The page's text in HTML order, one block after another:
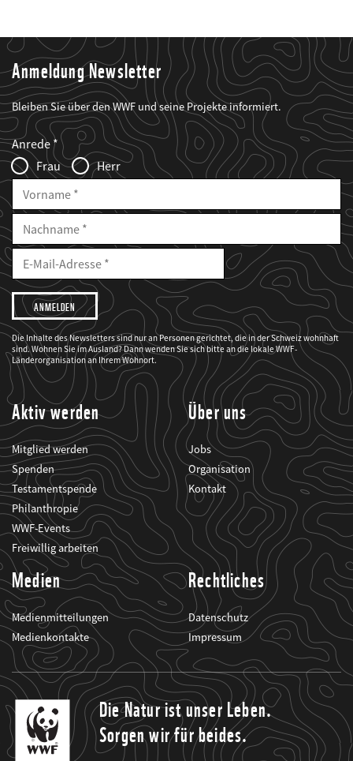
Anmeldung Newsletter
Bleiben Sie über den WWF und seine Projekte informiert.
Web2Case
Infofelder
Fieldset
anrede_name
Anrede
Frau
Herr
Vorname
Nachname
E-
Mailadresse
E-
Adresse
Ich
möchte,
dass
der
WWF
mich
über
seine
Projekte
informiert.
Die Inhalte des Newsletters sind nur an Personen gerichtet, die in der Schweiz wohnhaft
sind. Wohnen Sie im Ausland? Dann wenden Sie sich bitte an die lokale WWF-
Länderorganisation an Ihrem Wohnort.
Aktiv werden
Mitglied werden
Spenden
Testamentspende
Philanthropie
WWF-Events
Freiwillig arbeiten
Über uns
Jobs
Organisation
Kontakt
Medien
Medienmitteilungen
Medienkontakte
Rechtliches
Datenschutz
Impressum
Die Natur ist unser Leben.
Sorgen wir für beides.